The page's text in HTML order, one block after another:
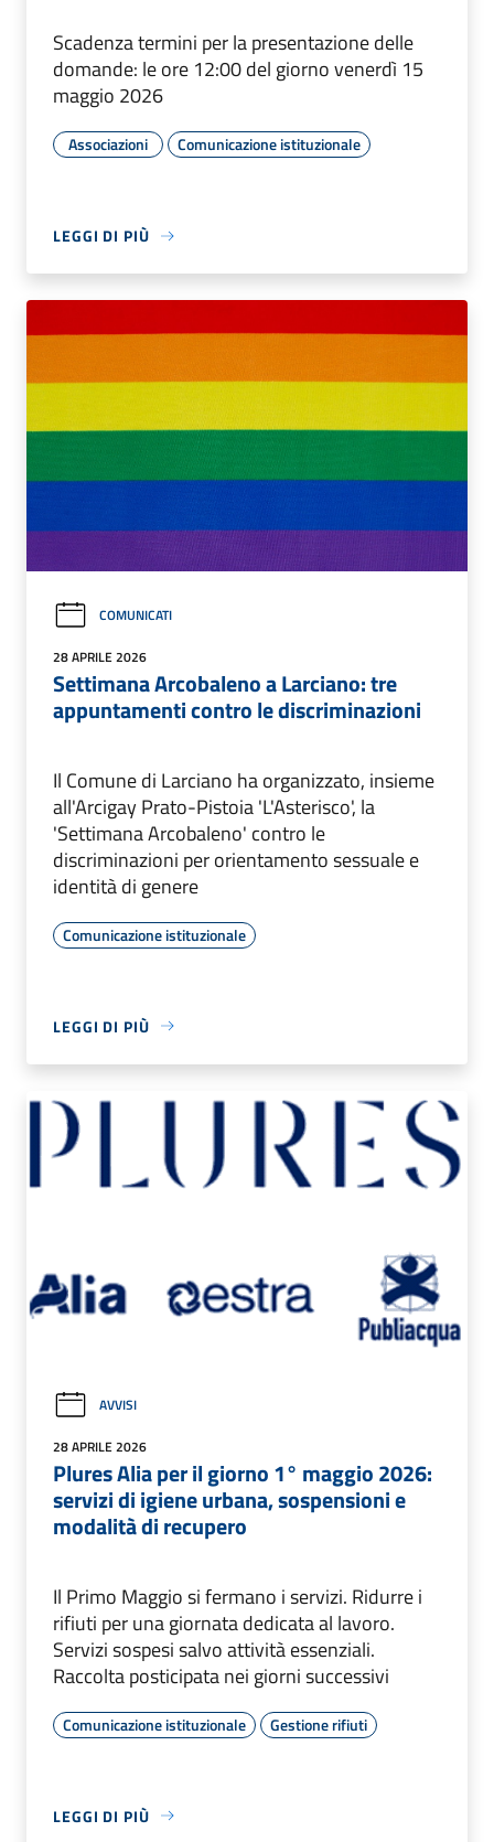
Scadenza termini per la presentazione delle
domande: le ore 12:00 del giorno venerdì 15
maggio 2026
Associazioni Comunicazione istituzionale
LEGGI DI PIÙ
COMUNICATI
28 APRILE 2026
Settimana Arcobaleno a Larciano: tre
appuntamenti contro le discriminazioni
Il Comune di Larciano ha organizzato, insieme
all'Arcigay Prato-Pistoia 'L'Asterisco', la
'Settimana Arcobaleno' contro le
discriminazioni per orientamento sessuale e
identità di genere
Comunicazione istituzionale
LEGGI DI PIÙ
AVVISI
28 APRILE 2026
Plures Alia per il giorno 1° maggio 2026:
servizi di igiene urbana, sospensioni e
modalità di recupero
Il Primo Maggio si fermano i servizi. Ridurre i
rifiuti per una giornata dedicata al lavoro.
Servizi sospesi salvo attività essenziali.
Raccolta posticipata nei giorni successivi
Comunicazione istituzionale Gestione rifiuti
LEGGI DI PIÙ